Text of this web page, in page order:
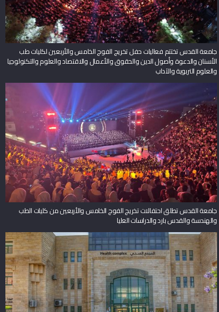
جامعة القدس تختتم فعاليات حفل تخريج الفوج الخامس والأربعين لكليات طب
الأسنان والدعوة وأصول الدين والحقوق والأعمال والاقتصاد والعلوم والتكنولوجيا
والعلوم التربوية والآداب
جامعة القدس تطلق احتفالات تخريج الفوج الخامس والأربعين من كليات الطب
والهندسة والقدس بارد والدراسات العليا